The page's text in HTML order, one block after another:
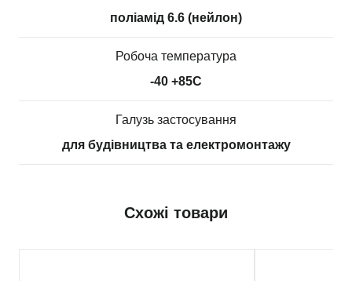
поліамід 6.6 (нейлон)
Робоча температура
-40 +85С
Галузь застосування
для будівництва та електромонтажу
Схожі товари